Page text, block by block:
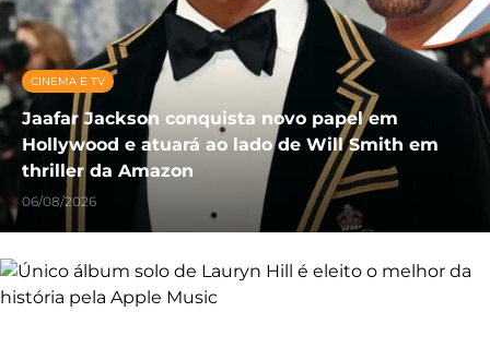
CINEMA E TV
Jaafar Jackson conquista novo papel em
Hollywood e atuará ao lado de Will Smith em
thriller da Amazon
06/08/2026